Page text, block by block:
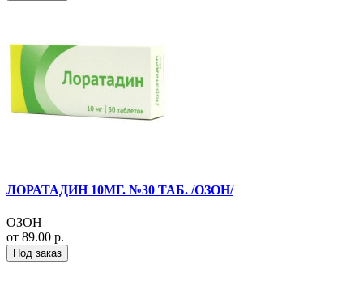
ЛОРАТАДИН 10МГ. №30 ТАБ. /ОЗОН/
ОЗОН
от 89.00 р.
Под заказ